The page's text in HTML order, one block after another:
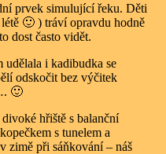
prvek simulující řeku. Děti
🙂 ) tráví opravdu hodně
dost často vidět.
udělala i kadibudka se
odskočit bez výčitek
🙂
hřiště s balanční
s tunelem a
zimě při sáňkování – náš